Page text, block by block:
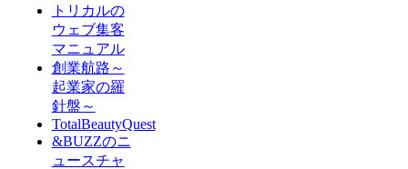
トリカルの
ウェブ集客
マニュアル
創業航路～
起業家の羅
針盤～
TotalBeautyQuest
&BUZZのニ
ュースチャ